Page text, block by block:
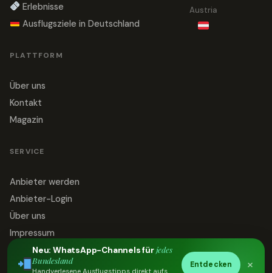
Erlebnisse
Ausflugsziele in Deutschland
PLATTFORM
Über uns
Kontakt
Magazin
SERVICE
Anbieter werden
Anbieter-Login
Über uns
Impressum
Datenschutz
Kontakt
Austria
Neu: WhatsApp-Channels fürjedes
Bundesland
Entdecken ×